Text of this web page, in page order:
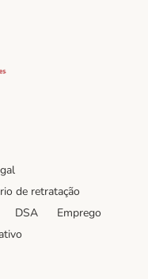
de retratação
DSA
Emprego